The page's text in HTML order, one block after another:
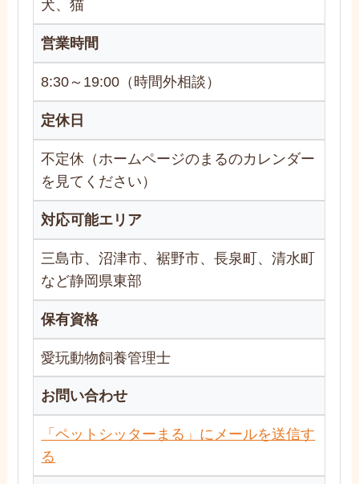
犬、猫
営業時間
8:30～19:00（時間外相談）
定休日
不定休（ホームページのまるのカレンダー
を見てください）
対応可能エリア
三島市、沼津市、裾野市、長泉町、清水町
など静岡県東部
保有資格
愛玩動物飼養管理士
お問い合わせ
「ペットシッターまる」にメールを送信す
る